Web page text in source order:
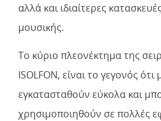
αλλά και ιδιαίτερες
μουσικής.
Το κύριο πλεονέκτημα της
ISOLFON, είναι το γεγονός
εγκατασταθούν εύκολα και
χρησιμοποιηθούν σε πολλές